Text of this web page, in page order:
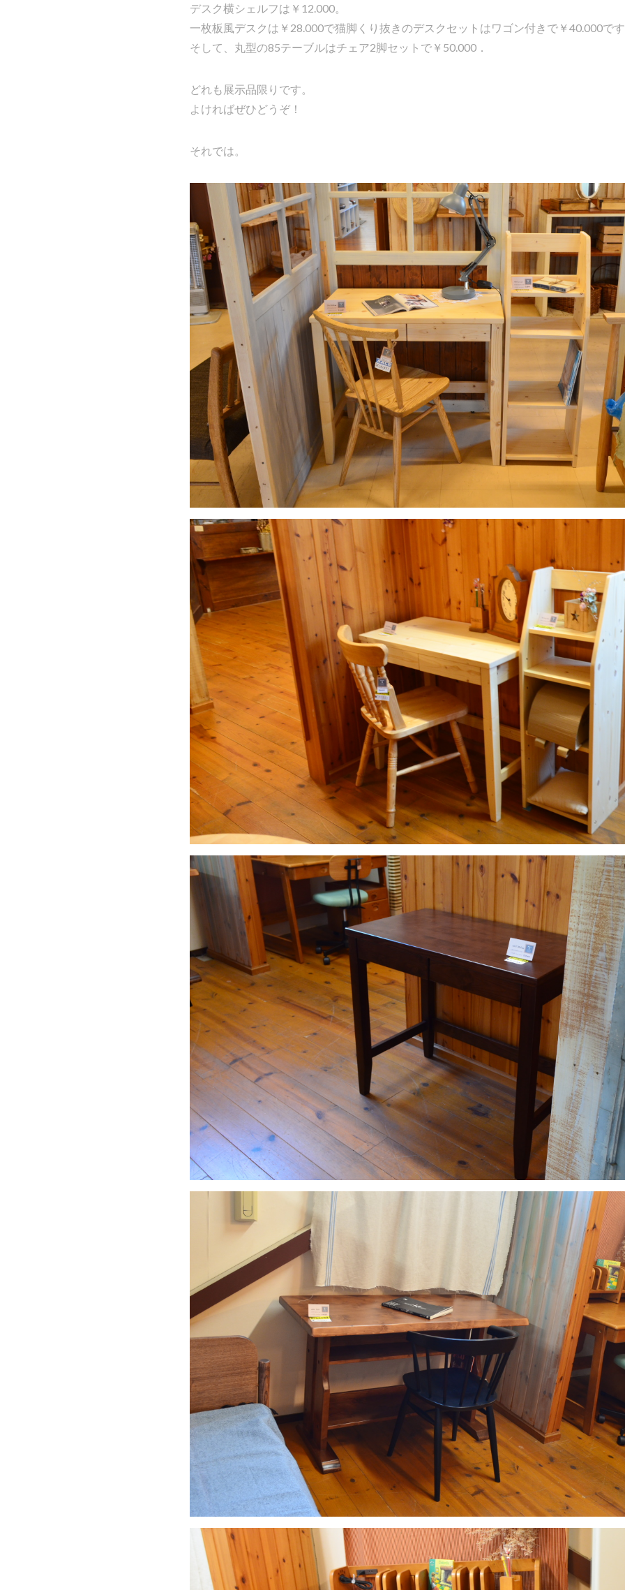
デスク横シェルフは￥12.000。
一枚板風デスクは￥28.000で猫脚くり抜きのデスクセットはワゴン付きで￥40.000で
そして、丸型の85テーブルはチェア2脚セットで￥50.000．
どれも展示品限りです。
よければぜひどうぞ！
それでは。